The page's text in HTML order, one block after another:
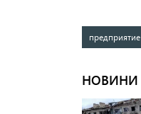
предприятие